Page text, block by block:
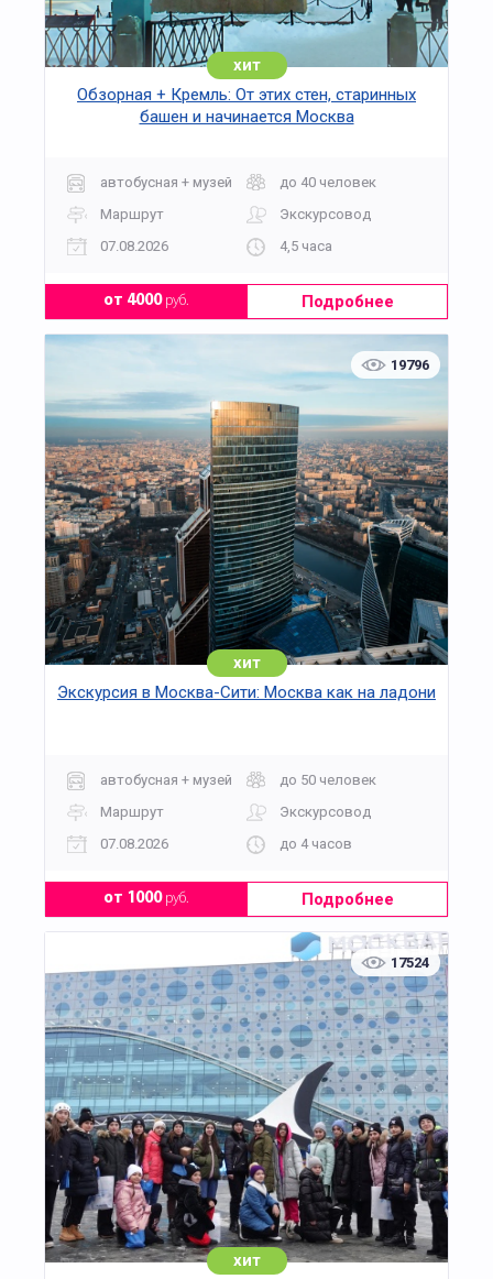
хит
Обзорная + Кремль: От этих стен, старинных
башен и начинается Москва
автобусная + музей
до 40 человек
Маршрут
Экскурсовод
07.08.2026
4,5 часа
от 4000руб. Подробнее
19796
хит
Экскурсия в Москва-Сити: Москва как на ладони
автобусная + музей
до 50 человек
Маршрут
Экскурсовод
07.08.2026
до 4 часов
от 1000руб. Подробнее
17524
хит